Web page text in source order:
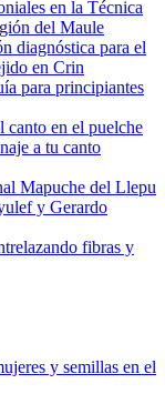
en la Técnica
del Maule
diagnóstica para el
en Crin
para principiantes
canto en el puelche
a tu canto
Mapuche del Llepu
y Gerardo
fibras y
y semillas en el